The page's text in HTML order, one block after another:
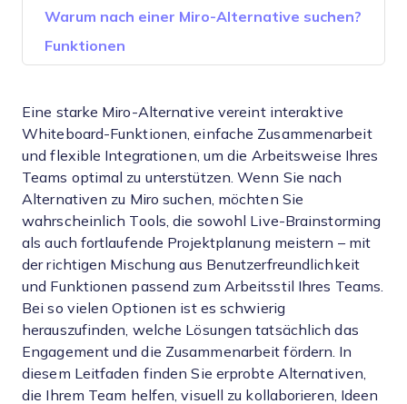
Warum nach einer Miro-Alternative suchen?
Funktionen
Eine starke Miro-Alternative vereint interaktive
Whiteboard-Funktionen, einfache Zusammenarbeit
und flexible Integrationen, um die Arbeitsweise Ihres
Teams optimal zu unterstützen. Wenn Sie nach
Alternativen zu Miro suchen, möchten Sie
wahrscheinlich Tools, die sowohl Live-Brainstorming
als auch fortlaufende Projektplanung meistern – mit
der richtigen Mischung aus Benutzerfreundlichkeit
und Funktionen passend zum Arbeitsstil Ihres Teams.
Bei so vielen Optionen ist es schwierig
herauszufinden, welche Lösungen tatsächlich das
Engagement und die Zusammenarbeit fördern. In
diesem Leitfaden finden Sie erprobte Alternativen,
die Ihrem Team helfen, visuell zu kollaborieren, Ideen